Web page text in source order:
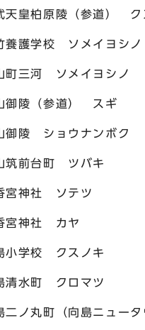
皇柏原陵（参道） ク
護学校 ソメイヨシノ
三河 ソメイヨシノ
陵（参道） スギ
陵 ショウナンボク
前台町 ツバキ
神社 ソテツ
神社 カヤ
学校 クスノキ
水町 クロマツ
ノ丸町（向島ニュータ